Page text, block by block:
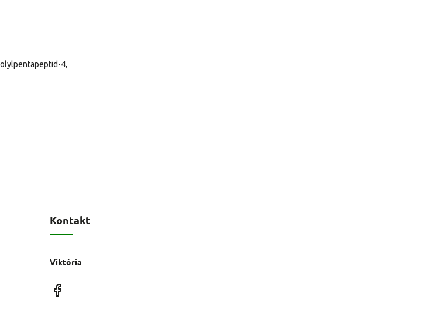
4,
Kontakt
Viktória